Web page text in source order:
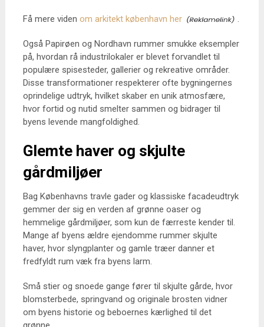
Få mere viden om arkitekt københavn her .
Også Papirøen og Nordhavn rummer smukke eksempler
på, hvordan rå industrilokaler er blevet forvandlet til
populære spisesteder, gallerier og rekreative områder.
Disse transformationer respekterer ofte bygningernes
oprindelige udtryk, hvilket skaber en unik atmosfære,
hvor fortid og nutid smelter sammen og bidrager til
byens levende mangfoldighed.
Glemte haver og skjulte
gårdmiljøer
Bag Københavns travle gader og klassiske facadeudtryk
gemmer der sig en verden af grønne oaser og
hemmelige gårdmiljøer, som kun de færreste kender til.
Mange af byens ældre ejendomme rummer skjulte
haver, hvor slyngplanter og gamle træer danner et
fredfyldt rum væk fra byens larm.
Små stier og snoede gange fører til skjulte gårde, hvor
blomsterbede, springvand og originale brosten vidner
om byens historie og beboernes kærlighed til det